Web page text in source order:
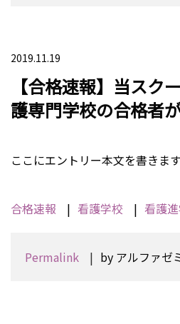
2019.11.19
【合格速報】当スク
護専門学校の合格者
ここにエントリー本文を書きます
合格速報 看護学校 看護
Permalink by アルファゼ